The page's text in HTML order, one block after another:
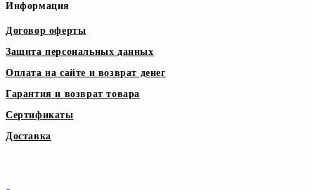
Информация
Договор оферты
Защита персональных данных
Оплата на сайте и возврат денег
Гарантия и возврат товара
Сертификаты
Доставка